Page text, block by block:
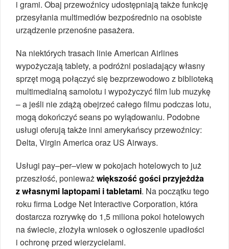
i grami. Obaj przewoźnicy udostępniają także funkcję
przesyłania multimediów bezpośrednio na osobiste
urządzenie przenośne pasażera.
Na niektórych trasach linie American Airlines
wypożyczają tablety, a podróżni posiadający własny
sprzęt mogą połączyć się bezprzewodowo z biblioteką
multimedialną samolotu i wypożyczyć film lub muzykę
– a jeśli nie zdążą obejrzeć całego filmu podczas lotu,
mogą dokończyć seans po wylądowaniu. Podobne
usługi oferują także inni amerykańscy przewoźnicy:
Delta, Virgin America oraz US Airways.
Usługi pay–per–view w pokojach hotelowych to już
przeszłość, ponieważwiększość gości przyjeżdża
z własnymi laptopami i tabletami. Na początku tego
roku firma Lodge Net Interactive Corporation, która
dostarcza rozrywkę do 1,5 miliona pokoi hotelowych
na świecie, złożyła wniosek o ogłoszenie upadłości
i ochronę przed wierzycielami.